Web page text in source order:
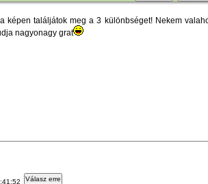
a képen találjátok meg a 3 különbséget! Nekem
nagyonagy grat
Válasz erre